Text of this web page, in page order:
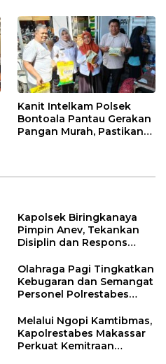
Kanit Intelkam Polsek
Bontoala Pantau Gerakan
Pangan Murah, Pastikan
Kapolsek Biringkanaya
Pimpin Anev, Tekankan
Disiplin dan Respons
Masyarakat
Olahraga Pagi Tingkatkan
Kebugaran dan Semangat
Personel Polrestabes
Melalui Ngopi Kamtibmas,
Kapolrestabes Makassar
Perkuat Kemitraan